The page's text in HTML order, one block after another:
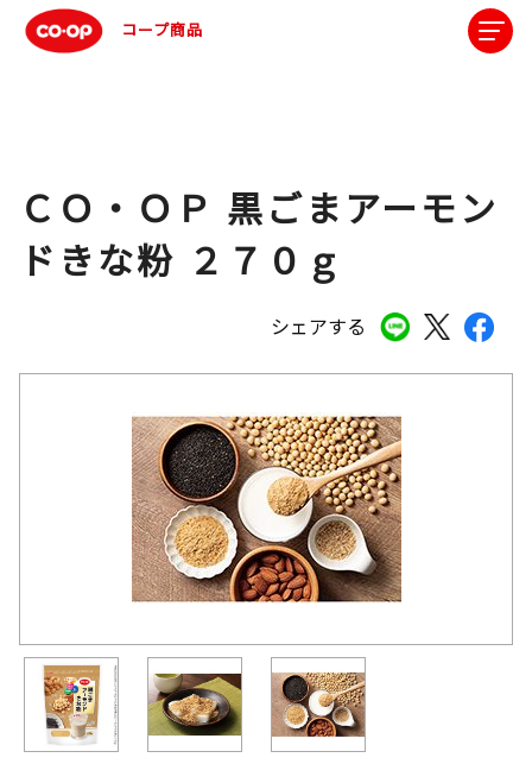
コープ商品
シェアする
ＣＯ・ＯＰ 黒ごまアーモン
ドきな粉 ２７０ｇ